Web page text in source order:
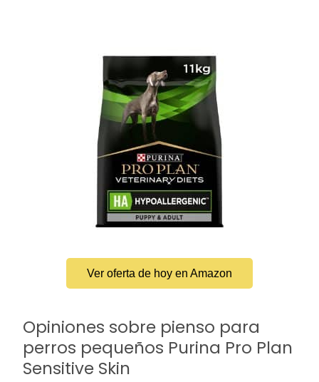
Ver oferta de hoy en Amazon
Opiniones sobre pienso para
perros pequeños Purina Pro Plan
Sensitive Skin